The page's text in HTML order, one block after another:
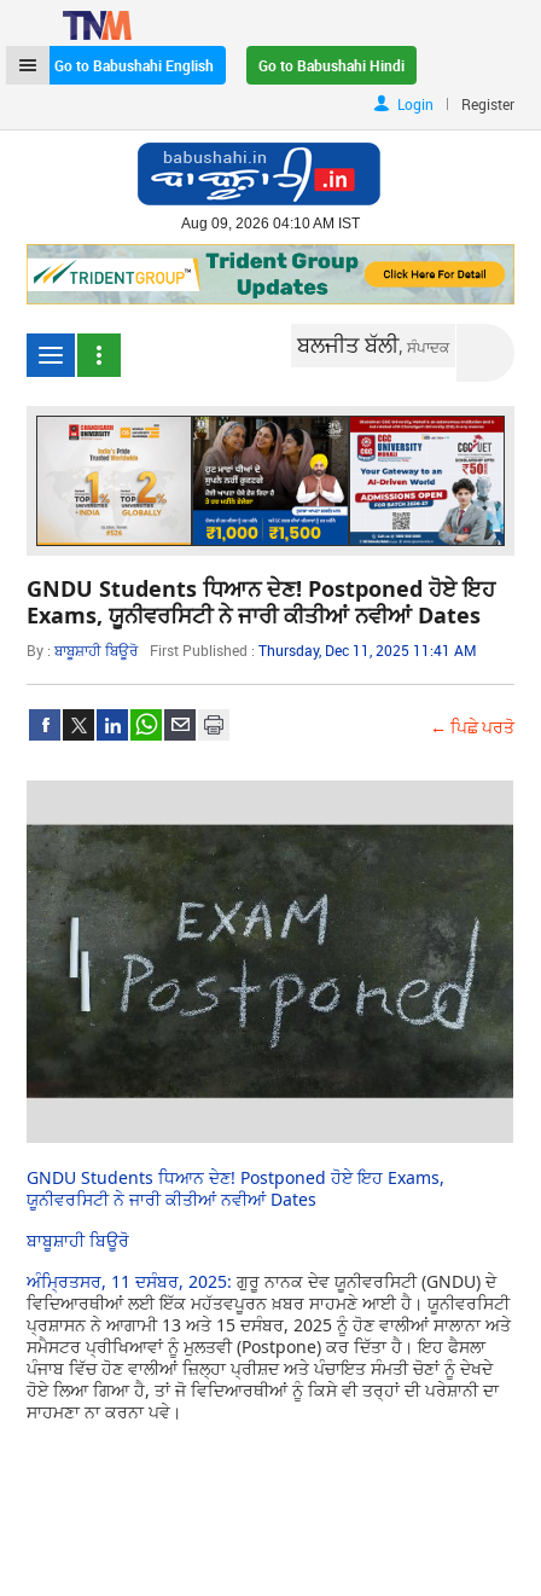
Go to Babushahi English
Go to Babushahi Hindi
Login
| Register
Aug 09, 2026 04:10 AM IST
ਬਲਜੀਤ ਬੱਲੀ,ਸੰਪਾਦਕ
GNDU Students ਧਿਆਨ ਦੇਣ! Postponed ਹੋਏ ਇਹ
Exams, ਯੂਨੀਵਰਸਿਟੀ ਨੇ ਜਾਰੀ ਕੀਤੀਆਂ ਨਵੀਆਂ Dates
By :ਬਾਬੂਸ਼ਾਹੀ ਬਿਊਰੋ First Published :Thursday, Dec 11, 2025 11:41 AM
← ਪਿਛੇ ਪਰਤੋ
GNDU Students ਧਿਆਨ ਦੇਣ! Postponed ਹੋਏ ਇਹ Exams,
ਯੂਨੀਵਰਸਿਟੀ ਨੇ ਜਾਰੀ ਕੀਤੀਆਂ ਨਵੀਆਂ Dates
ਬਾਬੂਸ਼ਾਹੀ ਬਿਊਰੋ
ਅੰਮ੍ਰਿਤਸਰ, 11 ਦਸੰਬਰ, 2025: ਗੁਰੂ ਨਾਨਕ ਦੇਵ ਯੂਨੀਵਰਸਿਟੀ (GNDU) ਦੇ
ਵਿਦਿਆਰਥੀਆਂ ਲਈ ਇੱਕ ਮਹੱਤਵਪੂਰਨ ਖ਼ਬਰ ਸਾਹਮਣੇ ਆਈ ਹੈ। ਯੂਨੀਵਰਸਿਟੀ
ਪ੍ਰਸ਼ਾਸਨ ਨੇ ਆਗਾਮੀ 13 ਅਤੇ 15 ਦਸੰਬਰ, 2025 ਨੂੰ ਹੋਣ ਵਾਲੀਆਂ ਸਾਲਾਨਾ ਅਤੇ
ਸਮੈਸਟਰ ਪ੍ਰੀਖਿਆਵਾਂ ਨੂੰ ਮੁਲਤਵੀ (Postpone) ਕਰ ਦਿੱਤਾ ਹੈ। ਇਹ ਫੈਸਲਾ
ਪੰਜਾਬ ਵਿੱਚ ਹੋਣ ਵਾਲੀਆਂ ਜ਼ਿਲ੍ਹਾ ਪ੍ਰੀਸ਼ਦ ਅਤੇ ਪੰਚਾਇਤ ਸੰਮਤੀ ਚੋਣਾਂ ਨੂੰ ਦੇਖਦੇ
ਹੋਏ ਲਿਆ ਗਿਆ ਹੈ, ਤਾਂ ਜੋ ਵਿਦਿਆਰਥੀਆਂ ਨੂੰ ਕਿਸੇ ਵੀ ਤਰ੍ਹਾਂ ਦੀ ਪਰੇਸ਼ਾਨੀ ਦਾ
ਸਾਹਮਣਾ ਨਾ ਕਰਨਾ ਪਵੇ।